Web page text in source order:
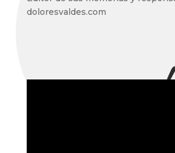
doloresvaldes.com